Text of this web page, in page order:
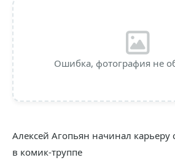
Ошибка, фотография не
Алексей Агопьян начинал
в комик-труппе